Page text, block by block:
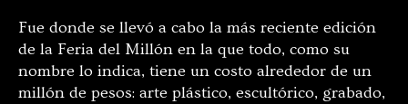
Fue donde se llevó a cabo la más reciente edición
de la Feria del Millón en la que todo, como su
nombre lo indica, tiene un costo alrededor de un
millón de pesos: arte plástico, escultórico, grabado,